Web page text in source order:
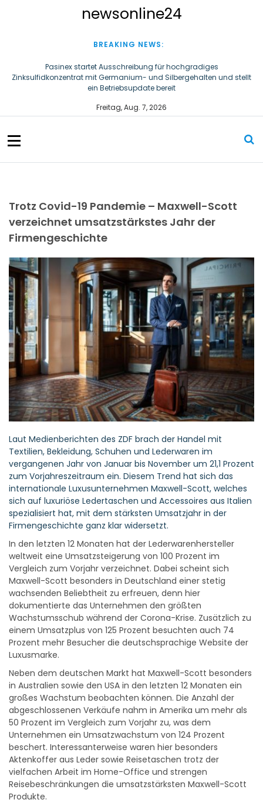
t
newsonline24
BREAKING NEWS:
Pasinex startet Ausschreibung für hochgradiges
Zinksulfidkonzentrat mit Germanium- und Silbergehalten und stellt
ein Betriebsupdate bereit
Steigende Adipositasrate zeigt strukturellen Handlungsbedarf bei
der Ernährung schulpflichtiger Kinder
Freitag, Aug. 7, 2026
Trotz Covid-19 Pandemie – Maxwell-Scott
verzeichnet umsatzstärkstes Jahr der
Firmengeschichte
Laut Medienberichten des ZDF brach der Handel mit
Textilien, Bekleidung, Schuhen und Lederwaren im
vergangenen Jahr von Januar bis November um 21,1 Prozent
zum Vorjahreszeitraum ein. Diesem Trend hat sich das
internationale Luxusunternehmen Maxwell-Scott, welches
sich auf luxuriöse Ledertaschen und Accessoires aus Italien
spezialisiert hat, mit dem stärksten Umsatzjahr in der
Firmengeschichte ganz klar widersetzt.
In den letzten 12 Monaten hat der Lederwarenhersteller
weltweit eine Umsatzsteigerung von 100 Prozent im
Vergleich zum Vorjahr verzeichnet. Dabei scheint sich
Maxwell-Scott besonders in Deutschland einer stetig
wachsenden Beliebtheit zu erfreuen, denn hier
dokumentierte das Unternehmen den größten
Wachstumsschub während der Corona-Krise. Zusätzlich zu
einem Umsatzplus von 125 Prozent besuchten auch 74
Prozent mehr Besucher die deutschsprachige Website der
Luxusmarke.
Neben dem deutschen Markt hat Maxwell-Scott besonders
in Australien sowie den USA in den letzten 12 Monaten ein
großes Wachstum beobachten können. Die Anzahl der
abgeschlossenen Verkäufe nahm in Amerika um mehr als
50 Prozent im Vergleich zum Vorjahr zu, was dem
Unternehmen ein Umsatzwachstum von 124 Prozent
beschert. Interessanterweise waren hier besonders
Aktenkoffer aus Leder sowie Reisetaschen trotz der
vielfachen Arbeit im Home-Office und strengen
Reisebeschränkungen die umsatzstärksten Maxwell-Scott
Produkte.